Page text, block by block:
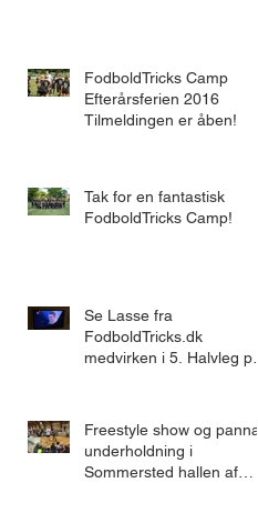
FodboldTricks Camp
Efterårsferien 2016
Tilmeldingen er åben!
Tak for en fantastisk
FodboldTricks Camp!
Se Lasse fra
FodboldTricks.dk
medvirken i 5. Halvleg på
Freestyle show og panna
underholdning i
Sommersted hallen af